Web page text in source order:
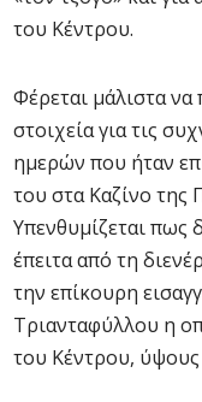
του Κέντρου.
Φέρεται μάλιστα
στοιχεία για τις
ημερών που ήταν
του στα Καζίνο της
Υπενθυμίζεται πως
έπειτα από τη
την επίκουρη
Τριανταφύλλου η
του Κέντρου,